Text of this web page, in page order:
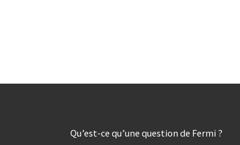
Qu’est-ce qu’une question de Fermi ?